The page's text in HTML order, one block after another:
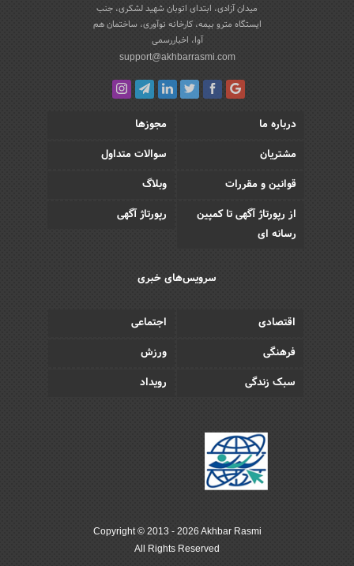
میدان آزادی، ابتدای اتوبان شهید لشکری، جنب
ایستگاه مترو بیمه، کارخانه نوآوری، ساختمان هم
آوا، اخباررسمی
support@akhbarrasmi.com
درباره ما
مجوزها
مشتریان
سوالات متداول
قوانین و مقررات
وبلاگ
از رپورتاژ آگهی تا کمپین
رسانه ای
رپورتاژ آگهی
سرویس‌های خبری
اقتصادی
اجتماعی
فرهنگی
ورزش
سبک زندگی
رویداد
Copyright © 2013 - 2026 Akhbar Rasmi
All Rights Reserved